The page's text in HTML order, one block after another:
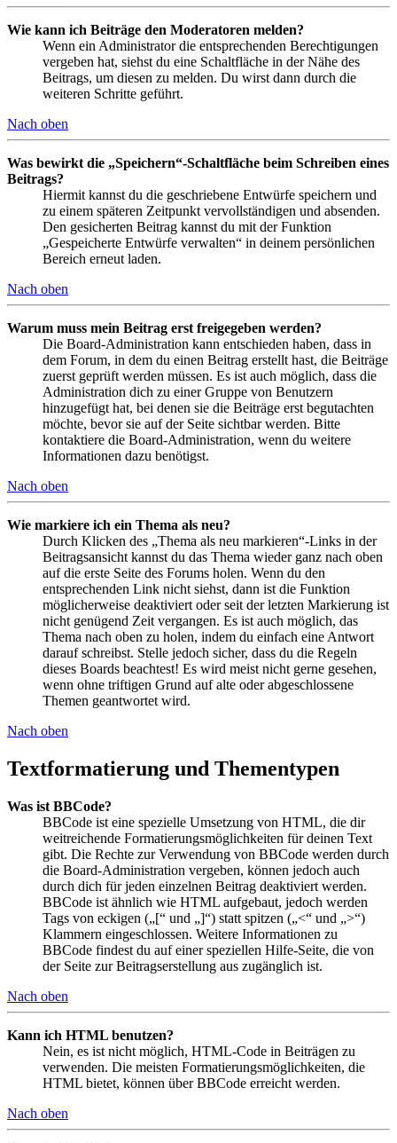
Wie kann ich Beiträge den Moderatoren melden?
Wenn ein Administrator die entsprechenden Berechtigungen
vergeben hat, siehst du eine Schaltfläche in der Nähe des
Beitrags, um diesen zu melden. Du wirst dann durch die
weiteren Schritte geführt.
Nach oben
Was bewirkt die „Speichern“-Schaltfläche beim Schreiben eines
Beitrags?
Hiermit kannst du die geschriebene Entwürfe speichern und
zu einem späteren Zeitpunkt vervollständigen und absenden.
Den gesicherten Beitrag kannst du mit der Funktion
„Gespeicherte Entwürfe verwalten“ in deinem persönlichen
Bereich erneut laden.
Nach oben
Warum muss mein Beitrag erst freigegeben werden?
Die Board-Administration kann entschieden haben, dass in
dem Forum, in dem du einen Beitrag erstellt hast, die Beiträge
zuerst geprüft werden müssen. Es ist auch möglich, dass die
Administration dich zu einer Gruppe von Benutzern
hinzugefügt hat, bei denen sie die Beiträge erst begutachten
möchte, bevor sie auf der Seite sichtbar werden. Bitte
kontaktiere die Board-Administration, wenn du weitere
Informationen dazu benötigst.
Nach oben
Wie markiere ich ein Thema als neu?
Durch Klicken des „Thema als neu markieren“-Links in der
Beitragsansicht kannst du das Thema wieder ganz nach oben
auf die erste Seite des Forums holen. Wenn du den
entsprechenden Link nicht siehst, dann ist die Funktion
möglicherweise deaktiviert oder seit der letzten Markierung ist
nicht genügend Zeit vergangen. Es ist auch möglich, das
Thema nach oben zu holen, indem du einfach eine Antwort
darauf schreibst. Stelle jedoch sicher, dass du die Regeln
dieses Boards beachtest! Es wird meist nicht gerne gesehen,
wenn ohne triftigen Grund auf alte oder abgeschlossene
Themen geantwortet wird.
Nach oben
Textformatierung und Thementypen
Was ist BBCode?
BBCode ist eine spezielle Umsetzung von HTML, die dir
weitreichende Formatierungsmöglichkeiten für deinen Text
gibt. Die Rechte zur Verwendung von BBCode werden durch
die Board-Administration vergeben, können jedoch auch
durch dich für jeden einzelnen Beitrag deaktiviert werden.
BBCode ist ähnlich wie HTML aufgebaut, jedoch werden
Tags von eckigen („[“ und „]“) statt spitzen („<“ und „>“)
Klammern eingeschlossen. Weitere Informationen zu
BBCode findest du auf einer speziellen Hilfe-Seite, die von
der Seite zur Beitragserstellung aus zugänglich ist.
Nach oben
Kann ich HTML benutzen?
Nein, es ist nicht möglich, HTML-Code in Beiträgen zu
verwenden. Die meisten Formatierungsmöglichkeiten, die
HTML bietet, können über BBCode erreicht werden.
Nach oben